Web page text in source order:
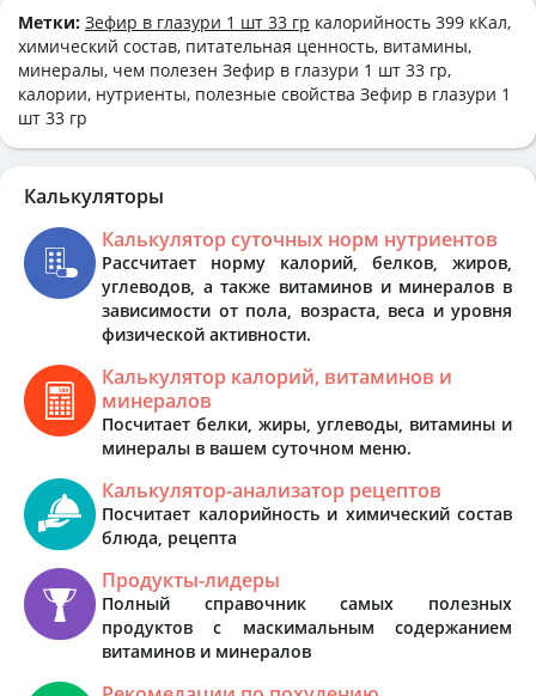
Метки: Зефир в глазури 1 шт 33 гр калорийность 399 кКал,
химический состав, питательная ценность, витамины,
минералы, чем полезен Зефир в глазури 1 шт 33 гр,
калории, нутриенты, полезные свойства Зефир в глазури 1
шт 33 гр
Калькуляторы
Калькулятор суточных норм нутриентов
Рассчитает норму калорий, белков, жиров,
углеводов, а также витаминов и минералов в
зависимости от пола, возраста, веса и уровня
физической активности.
Калькулятор калорий, витаминов и
минералов
Посчитает белки, жиры, углеводы, витамины и
минералы в вашем суточном меню.
Калькулятор-анализатор рецептов
Посчитает калорийность и химический состав
блюда, рецепта
Продукты-лидеры
Полный справочник самых полезных
продуктов с маскимальным содержанием
витаминов и минералов